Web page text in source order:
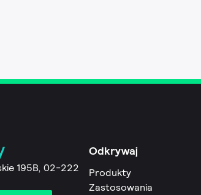
195B, 02-222
Odkrywaj
Produkty
Zastosowania